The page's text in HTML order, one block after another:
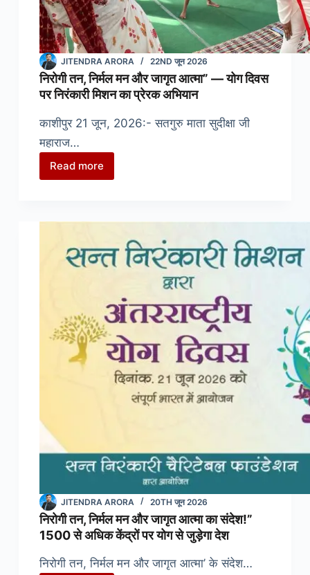
JITENDRA ARORA 22ND जून 2026
निरोगी तन, निर्मल मन और जागृत आत्मा” — योग दिवस
पर निरंकारी मिशन का प्रेरक अभियान
काशीपुर 21 जून, 2026:- सतगुरु माता सुदीक्षा जी
महाराज…
Read more
निरोगी
मन
जागृत
आत्मा”
दिवस
पर
निरंकारी
मिशन
JITENDRA ARORA 20TH जून 2026
निरोगी तन, निर्मल मन और जागृत आत्मा का संदेश!”
1500 से अधिक केंद्रों पर योग से जुड़ेगा देश
निरोगी तन, निर्मल मन और जागृत आत्मा’ के संदेश…